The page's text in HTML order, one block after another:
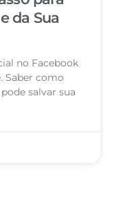
da Sua
no Facebook
Saber como
salvar sua